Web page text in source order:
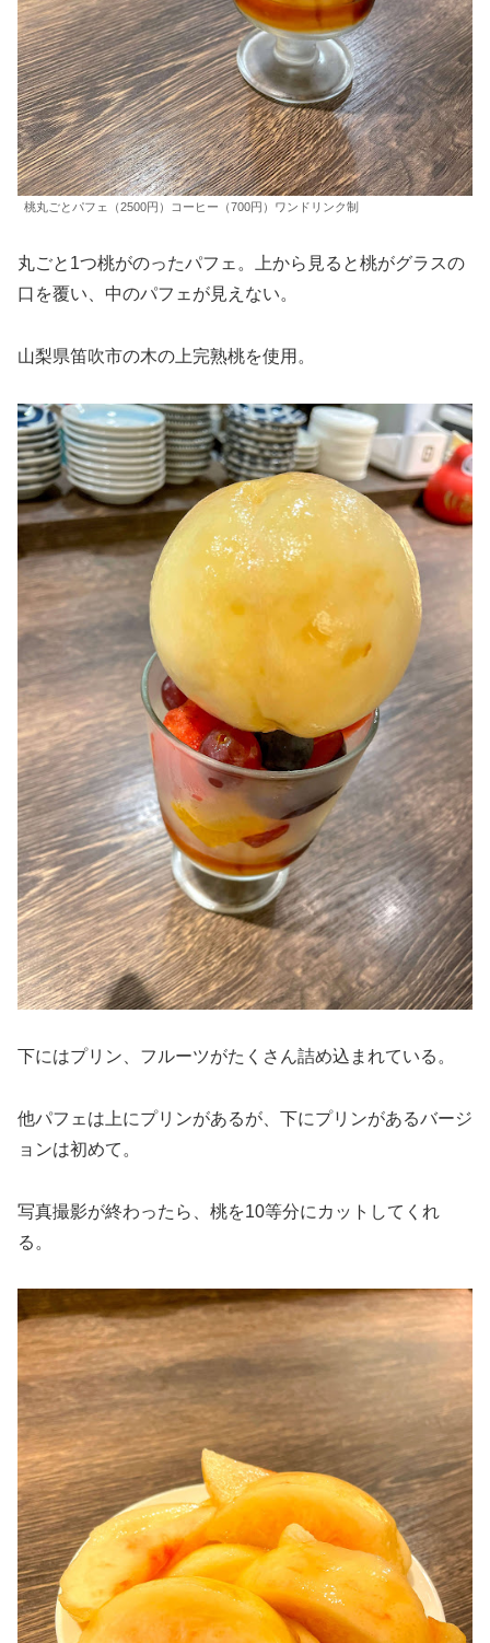
桃丸ごとパフェ（2500円）コーヒー（700円）ワンドリンク制
丸ごと1つ桃がのったパフェ。上から見ると桃がグラスの
口を覆い、中のパフェが見えない。
山梨県笛吹市の木の上完熟桃を使用。
下にはプリン、フルーツがたくさん詰め込まれている。
他パフェは上にプリンがあるが、下にプリンがあるバージ
ョンは初めて。
写真撮影が終わったら、桃を10等分にカットしてくれ
る。